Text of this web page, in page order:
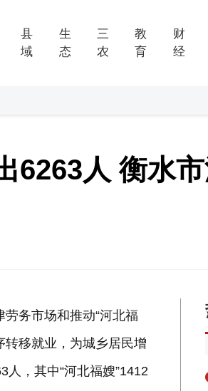
县
域
生
态
三
农
教
育
财
经
6263人 衡水
务市场和推动“河北福
转移就业，为城乡居民增
，其中“河北福嫂”1412